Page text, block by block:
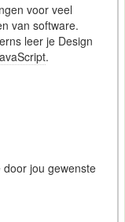
voor veel
van software.
leer je Design
.
jou gewenste